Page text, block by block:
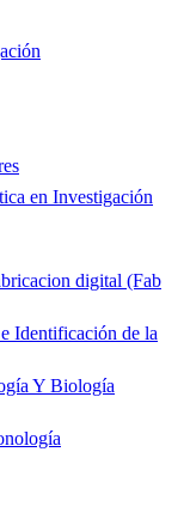
en Investigación
digital (Fab
Identificación de la
Y Biología